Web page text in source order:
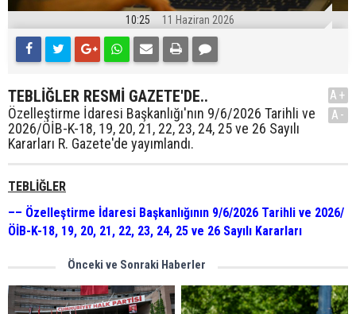
10:25 11 Haziran 2026
TEBLİĞLER RESMİ GAZETE'DE..
Özelleştirme İdaresi Başkanlığı'nın 9/6/2026 Tarihli ve
2026/ÖİB-K-18, 19, 20, 21, 22, 23, 24, 25 ve 26 Sayılı
Kararları R. Gazete'de yayımlandı.
A+
A-
TEBLİĞLER
–– Özelleştirme İdaresi Başkanlığının 9/6/2026 Tarihli ve 2026/
ÖİB-K-18, 19, 20, 21, 22, 23, 24, 25 ve 26 Sayılı Kararları
Önceki ve Sonraki Haberler